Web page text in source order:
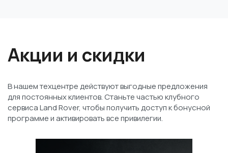
Акции и скидки
В нашем техцентре действуют выгодные предложения
для постоянных клиентов. Станьте частью клубного
сервиса Land Rover, чтобы получить доступ к бонусной
программе и активировать все привилегии.